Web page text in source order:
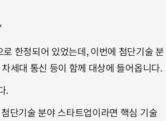
한정되어 있었는데, 이번에 첨단기술 분
세대 통신 등이 함께 대상에 들어옵니다.
.
단기술 분야 스타트업이라면 핵심 기술